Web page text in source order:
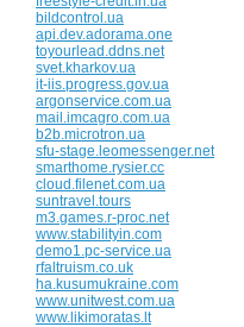
bildcontrol.ua
api.dev.adorama.one
toyourlead.ddns.net
svet.kharkov.ua
it-iis.progress.gov.ua
argonservice.com.ua
mail.imcagro.com.ua
b2b.microtron.ua
sfu-stage.leomessenger.net
smarthome.rysier.cc
cloud.filenet.com.ua
suntravel.tours
m3.games.r-proc.net
www.stabilityin.com
demo1.pc-service.ua
rfaltruism.co.uk
ha.kusumukraine.com
www.unitwest.com.ua
www.likimoratas.lt